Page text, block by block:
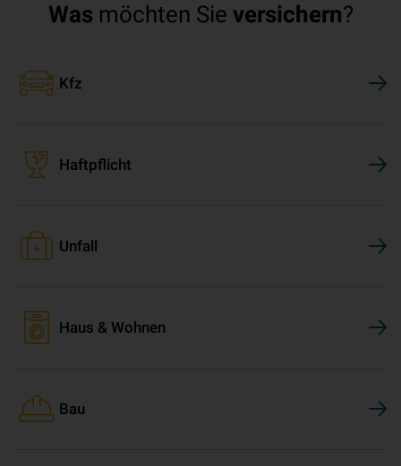
Was möchten Sie versichern?
Kfz
Haftpflicht
Unfall
Haus & Wohnen
Bau